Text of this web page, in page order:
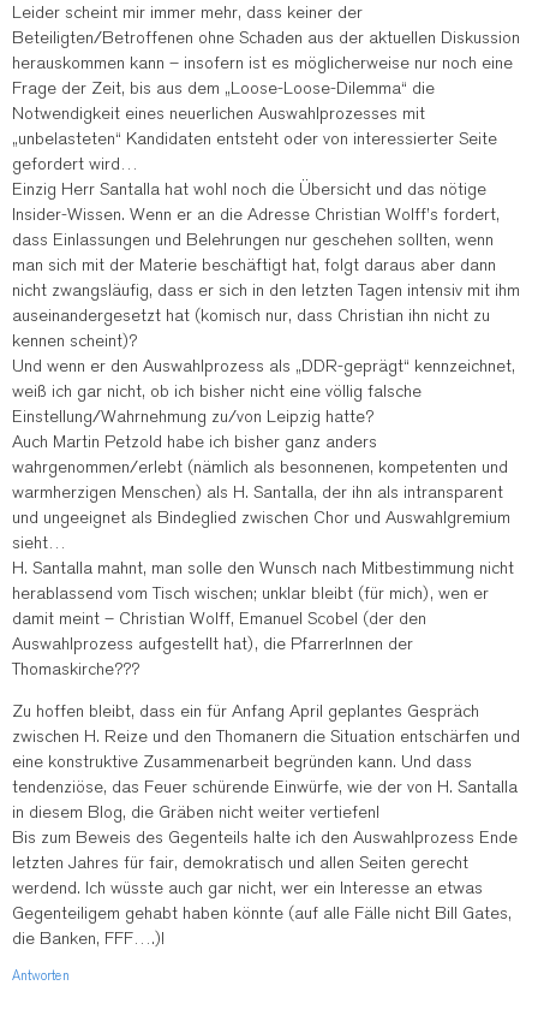
Leider scheint mir immer mehr, dass keiner der
Beteiligten/Betroffenen ohne Schaden aus der aktuellen Diskussion
herauskommen kann – insofern ist es möglicherweise nur noch eine
Frage der Zeit, bis aus dem „Loose-Loose-Dilemma“ die
Notwendigkeit eines neuerlichen Auswahlprozesses mit
„unbelasteten“ Kandidaten entsteht oder von interessierter Seite
gefordert wird…
Einzig Herr Santalla hat wohl noch die Übersicht und das nötige
Insider-Wissen. Wenn er an die Adresse Christian Wolff’s fordert,
dass Einlassungen und Belehrungen nur geschehen sollten, wenn
man sich mit der Materie beschäftigt hat, folgt daraus aber dann
nicht zwangsläufig, dass er sich in den letzten Tagen intensiv mit ihm
auseinandergesetzt hat (komisch nur, dass Christian ihn nicht zu
kennen scheint)?
Und wenn er den Auswahlprozess als „DDR-geprägt“ kennzeichnet,
weiß ich gar nicht, ob ich bisher nicht eine völlig falsche
Einstellung/Wahrnehmung zu/von Leipzig hatte?
Auch Martin Petzold habe ich bisher ganz anders
wahrgenommen/erlebt (nämlich als besonnenen, kompetenten und
warmherzigen Menschen) als H. Santalla, der ihn als intransparent
und ungeeignet als Bindeglied zwischen Chor und Auswahlgremium
sieht…
H. Santalla mahnt, man solle den Wunsch nach Mitbestimmung nicht
herablassend vom Tisch wischen; unklar bleibt (für mich), wen er
damit meint – Christian Wolff, Emanuel Scobel (der den
Auswahlprozess aufgestellt hat), die PfarrerInnen der
Thomaskirche???
Zu hoffen bleibt, dass ein für Anfang April geplantes Gespräch
zwischen H. Reize und den Thomanern die Situation entschärfen und
eine konstruktive Zusammenarbeit begründen kann. Und dass
tendenziöse, das Feuer schürende Einwürfe, wie der von H. Santalla
in diesem Blog, die Gräben nicht weiter vertiefen!
Bis zum Beweis des Gegenteils halte ich den Auswahlprozess Ende
letzten Jahres für fair, demokratisch und allen Seiten gerecht
werdend. Ich wüsste auch gar nicht, wer ein Interesse an etwas
Gegenteiligem gehabt haben könnte (auf alle Fälle nicht Bill Gates,
die Banken, FFF….)!
Antworten